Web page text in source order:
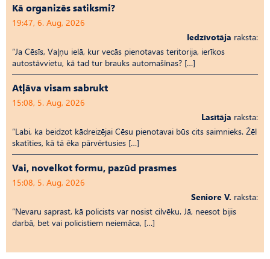
Kā organizēs satiksmi?
19:47, 6. Aug, 2026
Iedzīvotāja raksta:
“Ja Cēsīs, Vaļņu ielā, kur vecās pienotavas teritorija, ierīkos
autostāvvietu, kā tad tur brauks automašīnas? […]
Atļāva visam sabrukt
15:08, 5. Aug, 2026
Lasītāja raksta:
“Labi, ka beidzot kādreizējai Cēsu pienotavai būs cits saimnieks. Žēl
skatīties, kā tā ēka pārvērtusies […]
Vai, novelkot formu, pazūd prasmes
15:08, 5. Aug, 2026
Seniore V. raksta:
“Nevaru saprast, kā policists var nosist cilvēku. Jā, neesot bijis
darbā, bet vai policistiem neiemāca, […]